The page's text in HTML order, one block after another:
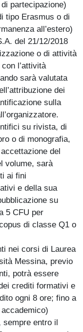
partecipazione)
tipo Erasmus o di
all’estero)
del 21/12/2018
o di attività
l’attività
sarà valutata
dei
sulla
su rivista, di
o di monografia,
del
volume, sarà
ai fini
e della sua
su
5 CFU per
di classe Q1 o
nei corsi di Laurea
Messina, previo
potrà essere
crediti formativi e
ogni 8 ore; fino a
sempre entro il